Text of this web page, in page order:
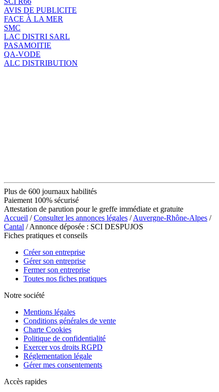
AVIS DE PUBLICITE
FACE À LA MER
SMC
LAC DISTRI SARL
PASAMOITIE
QA-VODE
ALC DISTRIBUTION
Plus de 600 journaux habilités
Paiement 100% sécurisé
Attestation de parution pour le greffe immédiate et gratuite
Accueil /Consulter les annonces légales /Auvergne-Rhône-Alpes /
Cantal / Annonce déposée : SCI DESPUJOS
Fiches pratiques et conseils
Créer son entreprise
Gérer son entreprise
Fermer son entreprise
Toutes nos fiches pratiques
Notre société
Mentions légales
Conditions générales de vente
Charte Cookies
Politique de confidentialité
Exercer vos droits RGPD
Réglementation légale
Gérer mes consentements
Accès rapides